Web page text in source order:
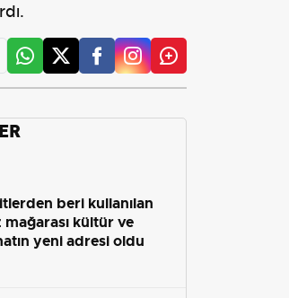
beri kullanılan
mağarası kültür ve
yeni adresi oldu